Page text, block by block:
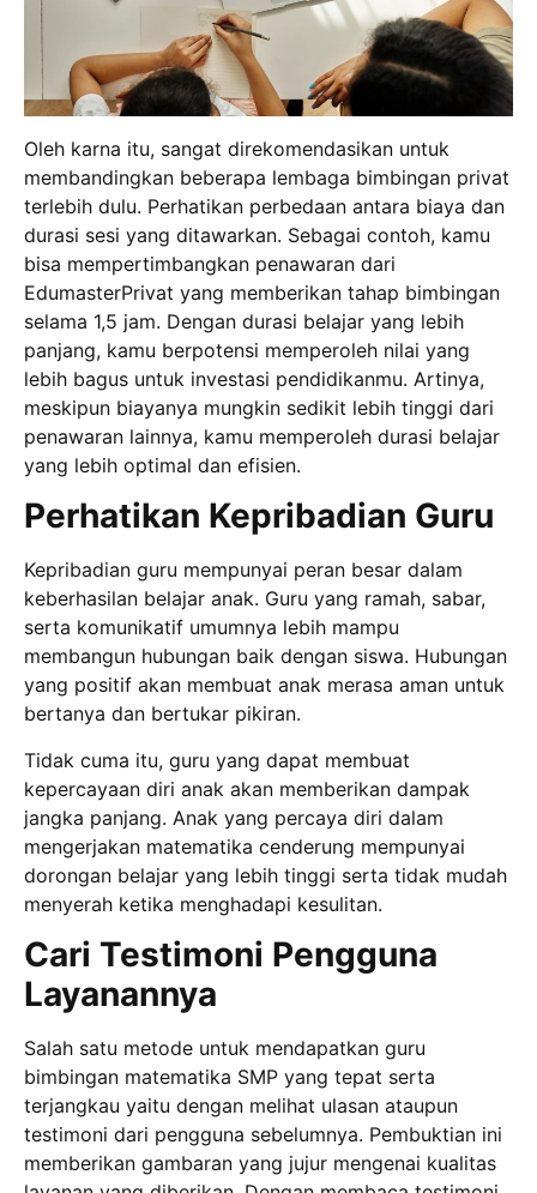
Oleh karna itu, sangat direkomendasikan untuk
membandingkan beberapa lembaga bimbingan privat
terlebih dulu. Perhatikan perbedaan antara biaya dan
durasi sesi yang ditawarkan. Sebagai contoh, kamu
bisa mempertimbangkan penawaran dari
EdumasterPrivat yang memberikan tahap bimbingan
selama 1,5 jam. Dengan durasi belajar yang lebih
panjang, kamu berpotensi memperoleh nilai yang
lebih bagus untuk investasi pendidikanmu. Artinya,
meskipun biayanya mungkin sedikit lebih tinggi dari
penawaran lainnya, kamu memperoleh durasi belajar
yang lebih optimal dan efisien.
Perhatikan Kepribadian Guru
Kepribadian guru mempunyai peran besar dalam
keberhasilan belajar anak. Guru yang ramah, sabar,
serta komunikatif umumnya lebih mampu
membangun hubungan baik dengan siswa. Hubungan
yang positif akan membuat anak merasa aman untuk
bertanya dan bertukar pikiran.
Tidak cuma itu, guru yang dapat membuat
kepercayaan diri anak akan memberikan dampak
jangka panjang. Anak yang percaya diri dalam
mengerjakan matematika cenderung mempunyai
dorongan belajar yang lebih tinggi serta tidak mudah
menyerah ketika menghadapi kesulitan.
Cari Testimoni Pengguna
Layanannya
Salah satu metode untuk mendapatkan guru
bimbingan matematika SMP yang tepat serta
terjangkau yaitu dengan melihat ulasan ataupun
testimoni dari pengguna sebelumnya. Pembuktian ini
memberikan gambaran yang jujur mengenai kualitas